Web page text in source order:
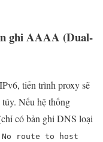
ghi AAAA (Dual-
tiến trình proxy sẽ
Nếu hệ thống
có bản ghi DNS loại
No route to host